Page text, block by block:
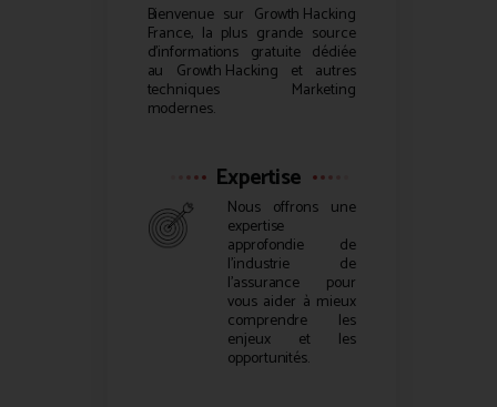
Bienvenue sur Growth Hacking
France, la plus grande source
d’informations gratuite dédiée
au Growth Hacking et autres
techniques Marketing
modernes.
Expertise
Nous offrons une
expertise
approfondie de
l’industrie de
l’assurance pour
vous aider à mieux
comprendre les
enjeux et les
opportunités.